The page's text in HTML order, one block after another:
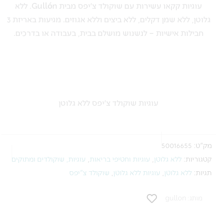
גלוטן
עוגיות קקאו עשירות עם שוקולד צ'יפס מבית Gullón. ללא
גלוטן, ללא שמן דקלים, ללא ביצים וללא אגוזים. מגיעות באריזת 3
חבילות אישיות – לנשנוש מושלם בבית, בעבודה או בדרכים.
עוגיות שוקולד צ'יפס ללא גלוטן
מק"ט: 50016655
קטגוריות: ללא גלוטן עוגיות וחטיפי בריאות עוגיות, שוקולדים ומתוקים
תגיות: ללא גלוטן עוגיות ללא גלוטן שוקולד צ"יפס
מותג: gullon